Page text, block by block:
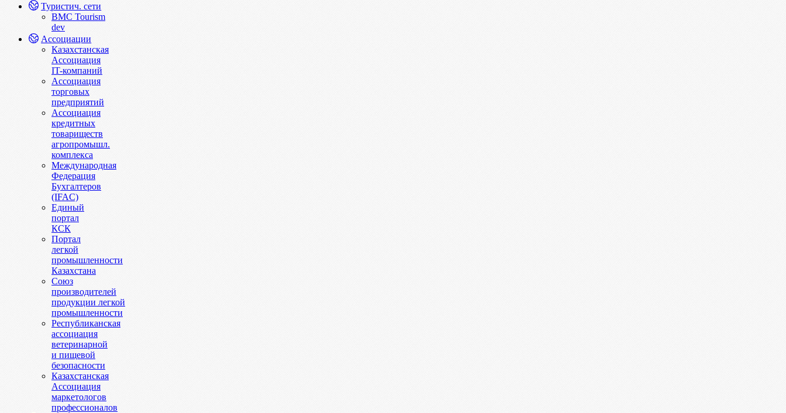
Туристич. сети
BMC Tourism
dev
Ассоциации
Казахстанская
Ассоциация
IT-компаний
Ассоциация
торговых
предприятий
Ассоциация
кредитных
товариществ
агропромышл.
комплекса
Международная
Федерация
Бухгалтеров
(IFAC)
Единый
портал
КСК
Портал
легкой
промышленности
Казахстана
Союз
производителей
продукции легкой
промышленности
Республиканская
ассоциация
ветеринарной
и пищевой
безопасности
Казахстанская
Ассоциация
маркетологов
профессионалов